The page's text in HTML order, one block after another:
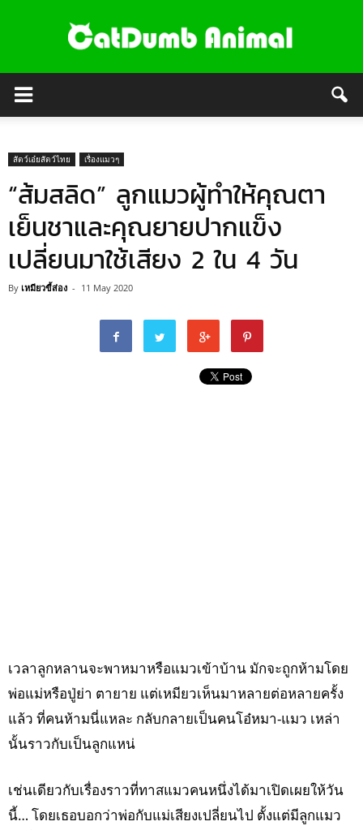
สัตว์เอ๋ยสัตว์ไทย เรื่องแมวๆ
“ส้มสลิด” ลูกแมวผู้ทำให้คุณตา
เย็นชาและคุณยายปากแข็ง
เปลี่ยนมาใช้เสียง 2 ใน 4 วัน
By เหมียวขี้ส่อง - 11 May 2020
เวลาลูกหลานจะพาหมาหรือแมวเข้าบ้าน มักจะถูกห้ามโดย
พ่อแม่หรือปู่ย่า ตายาย แต่เหมียวเห็นมาหลายต่อหลายครั้ง
แล้ว ที่คนห้ามนี่แหละ กลับกลายเป็นคนโอ๋หมา-แมว เหล่า
นั้นราวกับเป็นลูกแหน่
เช่นเดียวกับเรื่องราวที่ทาสแมวคนหนึ่งได้มาเปิดเผยให้วัน
นี้… โดยเธอบอกว่าพ่อกับแม่เสียงเปลี่ยนไป ตั้งแต่มีลูกแมว